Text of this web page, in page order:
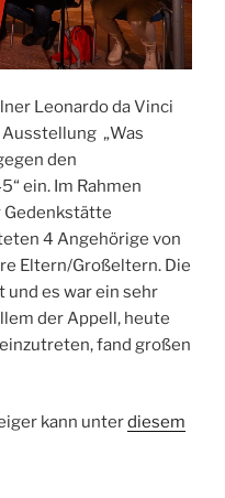
Leonardo da Vinci
„Was
den
ein. Im Rahmen
Gedenkstätte
4 Angehörige von
Eltern/Großeltern. Die
es war ein sehr
der Appell, heute
fand großen
kann unterdiesem